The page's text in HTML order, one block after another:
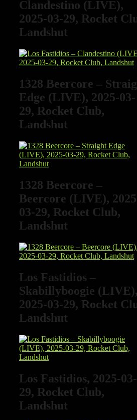
Clandestino (LIVE),
2025-03-29, Rocket
Landshut
1328 Beercore –
Edge (LIVE), 2025-03-
29, Rocket Club,
Landshut
1328 Beercore –
Beercore (LIVE),
03-29, Rocket Club,
Landshut
Los Fastidios –
Skabillyboogie (LIVE),
2025-03-29, Rocket
Landshut
Los Fastidios, 2025-03-
29, Rocket Club,
Landshut